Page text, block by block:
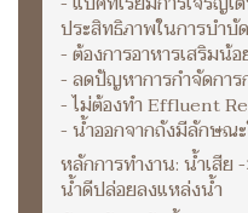
ประสิทธิภาพในการบำบั
- ต้องการอาหารเสริมน้อ
- ลดปัญหาการกำจัดกา
- ไม่ต้องทำ Effluent
- น้ำออกจากถังมีลักษณ
หลักการทำงาน: น้ำเสีย
น้ำดีปล่อยลงแหล่งน้ำ